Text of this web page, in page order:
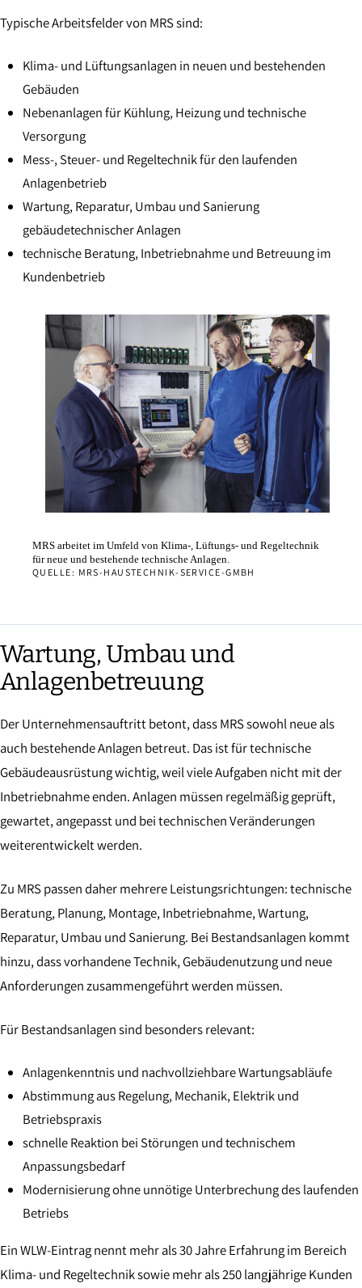
Typische Arbeitsfelder von MRS sind:
Klima- und Lüftungsanlagen in neuen und bestehenden
Gebäuden
Nebenanlagen für Kühlung, Heizung und technische
Versorgung
Mess-, Steuer- und Regeltechnik für den laufenden
Anlagenbetrieb
Wartung, Reparatur, Umbau und Sanierung
gebäudetechnischer Anlagen
technische Beratung, Inbetriebnahme und Betreuung im
Kundenbetrieb
MRS arbeitet im Umfeld von Klima-, Lüftungs- und Regeltechnik
für neue und bestehende technische Anlagen.
QUELLE: MRS-HAUSTECHNIK-SERVICE-GMBH
Wartung, Umbau und
Anlagenbetreuung
Der Unternehmensauftritt betont, dass MRS sowohl neue als
auch bestehende Anlagen betreut. Das ist für technische
Gebäudeausrüstung wichtig, weil viele Aufgaben nicht mit der
Inbetriebnahme enden. Anlagen müssen regelmäßig geprüft,
gewartet, angepasst und bei technischen Veränderungen
weiterentwickelt werden.
Zu MRS passen daher mehrere Leistungsrichtungen: technische
Beratung, Planung, Montage, Inbetriebnahme, Wartung,
Reparatur, Umbau und Sanierung. Bei Bestandsanlagen kommt
hinzu, dass vorhandene Technik, Gebäudenutzung und neue
Anforderungen zusammengeführt werden müssen.
Für Bestandsanlagen sind besonders relevant:
Anlagenkenntnis und nachvollziehbare Wartungsabläufe
Abstimmung aus Regelung, Mechanik, Elektrik und
Betriebspraxis
schnelle Reaktion bei Störungen und technischem
Anpassungsbedarf
Modernisierung ohne unnötige Unterbrechung des laufenden
Betriebs
Ein WLW-Eintrag nennt mehr als 30 Jahre Erfahrung im Bereich
Klima- und Regeltechnik sowie mehr als 250 langjährige Kunden